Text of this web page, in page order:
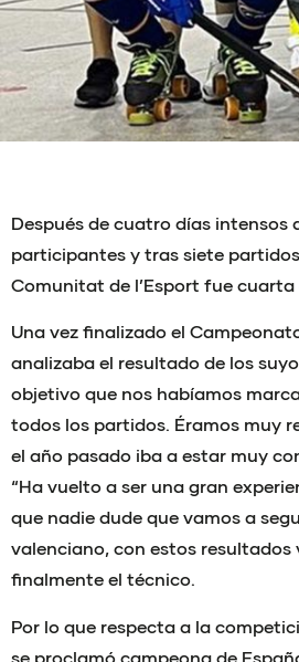
Después de cuatro días intensos
participantes y tras siete
Comunitat de l’Esport fue
Una vez finalizado el
analizaba el resultado de los
objetivo que nos habíamos
todos los partidos. Éramos muy
el año pasado iba a estar muy
“Ha vuelto a ser una gran
que nadie dude que vamos a
valenciano, con estos resultados
finalmente el técnico.
Por lo que respecta a la
se proclamó campeona de